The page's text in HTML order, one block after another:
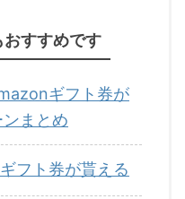
すすめです
ギフト券が
まとめ
フト券が貰える